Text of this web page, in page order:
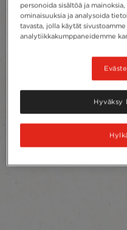
personoida sisältöä ja
ominaisuuksia ja analysoida
tavasta, jolla käytät
analytiikkakumppaneidemme
Hyväksy